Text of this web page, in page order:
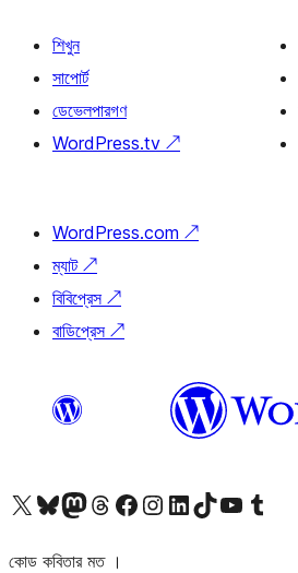
শিখুন
সাপোর্ট
ডেভেলপারগণ
WordPress.tv ↗
WordPress.com ↗
ম্যাট ↗
বিবিপ্রেস ↗
বাডিপ্রেস ↗
আমাদের X (আগের টুইটার) অ্যাকাউন্টে যানআমাদের Bluesky অ্যাকাউন্টটি দেখুনআমাদের মাস্টোডন অ্যাকাউন্টটি দেখুনআমাদের থ্রেডস অ্যাকাউন্টটি দেখুনআমাদের ফেসবুক পেজ দেখুনআমাদের ইন্সটাগ্রাম অ্যাকাউন্ট দেখুনআমাদের লিঙ্কডইন অ্যাকাউন্টে যানআমাদের TikTok অ্যাকাউন্টটি দেখুনআমাদের ইউটিউব চ্যানেলে যান আমাদের টাম্বলার অ্যাকাউন্ট দেখুন
কোড কবিতার মত ।